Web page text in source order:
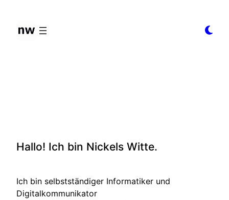
springen
Hallo! Ich bin Nickels Witte.
Ich bin selbstständiger Informatiker und
Digitalkommunikator